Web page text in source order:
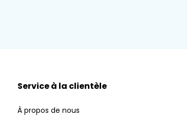
Service à la clientèle
À propos de nous